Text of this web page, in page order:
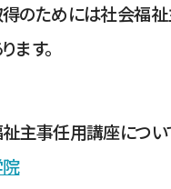
のためには社会福
ます。
主事任用講座につい